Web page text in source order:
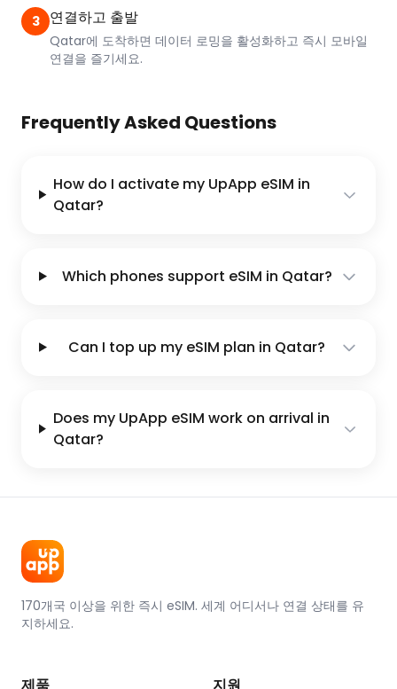
3 연결하고 출발
Qatar에 도착하면 데이터 로밍을 활성화하고 즉시 모바일
연결을 즐기세요.
Frequently Asked Questions
How do I activate my UpApp eSIM in
Qatar?
Which phones support eSIM in Qatar?
Can I top up my eSIM plan in Qatar?
Does my UpApp eSIM work on arrival in
Qatar?
170개국 이상을 위한 즉시 eSIM. 세계 어디서나 연결 상태를 유
지하세요.